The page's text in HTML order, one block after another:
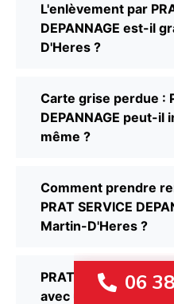
L'enlèvement par
DEPANNAGE est-il
D'Heres ?
Carte grise perdue :
DEPANNAGE peut-il
même ?
Comment prendre
PRAT SERVICE
Martin-D'Heres ?
PRAT SERVICE
avec un centre VHU
06